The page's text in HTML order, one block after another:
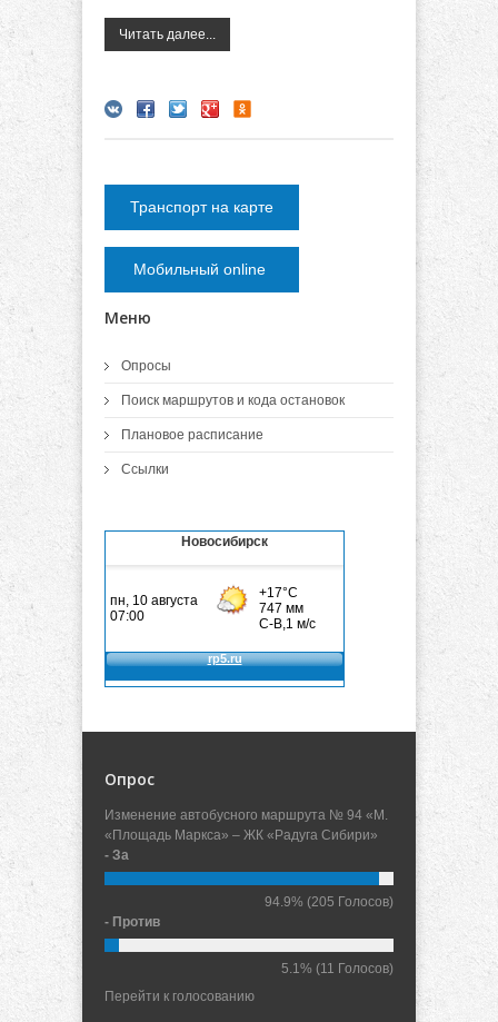
Читать далее...
Транспорт на карте
Мобильный online
Меню
Опросы
Поиск маршрутов и кода остановок
Плановое расписание
Ссылки
Новосибирск
Опрос
Изменение автобусного маршрута № 94 «М.
«Площадь Маркса» – ЖК «Радуга Сибири»
- За
94.9% (205 Голосов)
- Против
5.1% (11 Голосов)
Перейти к голосованию